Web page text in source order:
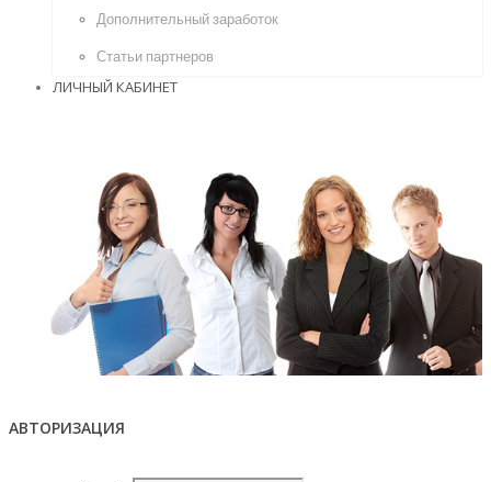
Дополнительный заработок
Статьи партнеров
ЛИЧНЫЙ КАБИНЕТ
АВТОРИЗАЦИЯ